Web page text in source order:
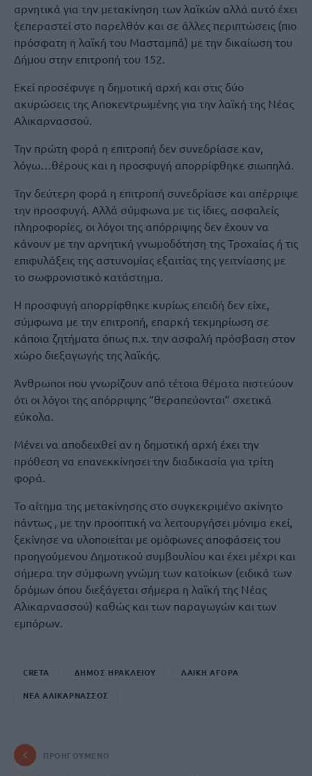
αρνητικά για την μετακίνηση των λαϊκών αλλά αυτό έχει
ξεπεραστεί στο παρελθόν και σε άλλες περιπτώσεις (πιο
πρόσφατη η λαϊκή του Μασταμπά) με την δικαίωση του
Δήμου στην επιτροπή του 152.
Εκεί προσέφυγε η δημοτική αρχή και στις δύο
ακυρώσεις της Αποκεντρωμένης για την λαϊκή της Νέας
Αλικαρνασσού.
Την πρώτη φορά η επιτροπή δεν συνεδρίασε καν,
λόγω…θέρους και η προσφυγή απορρίφθηκε σιωπηλά.
Την δεύτερη φορά η επιτροπή συνεδρίασε και απέρριψε
την προσφυγή. Αλλά σύμφωνα με τις ίδιες, ασφαλείς
πληροφορίες, οι λόγοι της απόρριψης δεν έχουν να
κάνουν με την αρνητική γνωμοδότηση της Τροχαίας ή τις
επιφυλάξεις της αστυνομίας εξαιτίας της γειτνίασης με
το σωφρονιστικό κατάστημα.
Η προσφυγή απορρίφθηκε κυρίως επειδή δεν είχε,
σύμφωνα με την επιτροπή, επαρκή τεκμηρίωση σε
κάποια ζητήματα όπως π.χ. την ασφαλή πρόσβαση στον
χώρο διεξαγωγής της λαϊκής.
Άνθρωποι που γνωρίζουν από τέτοια θέματα πιστεύουν
ότι οι λόγοι της απόρριψης “θεραπεύονται” σχετικά
εύκολα.
Μένει να αποδειχθεί αν η δημοτική αρχή έχει την
πρόθεση να επανεκκίνησει την διαδικασία για τρίτη
φορά.
Το αίτημα της μετακίνησης στο συγκεκριμένο ακίνητο
πάντως , με την προοπτική να λειτουργήσει μόνιμα εκεί,
ξεκίνησε να υλοποιείται με ομόφωνες αποφάσεις του
προηγούμενου Δημοτικού συμβουλίου και έχει μέχρι και
σήμερα την σύμφωνη γνώμη των κατοίκων (ειδικά των
δρόμων όπου διεξάγεται σήμερα η λαϊκή της Νέας
Αλικαρνασσού) καθώς και των παραγωγών και των
εμπόρων.
CRETA ΔΗΜΟΣ ΗΡΑΚΛΕΙΟΥ ΛΑΙΚΗ ΑΓΟΡΑ
ΝΕΑ ΑΛΙΚΑΡΝΑΣΣΟΣ
ΠΡΟΗΓΟΎΜΕΝΟ